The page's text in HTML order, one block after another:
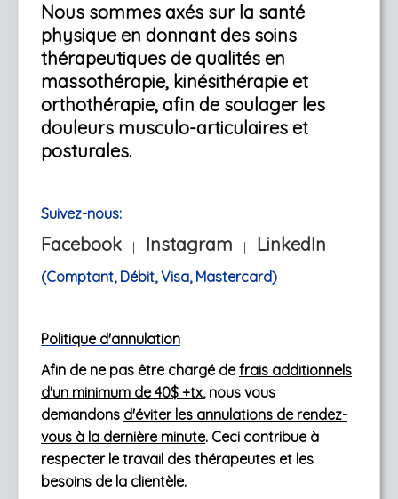
Nous sommes axés sur la santé
physique en donnant des soins
thérapeutiques de qualités en
massothérapie, kinésithérapie et
orthothérapie, afin de soulager les
douleurs musculo-articulaires et
posturales.
Suivez-nous:
Facebook | Instagram | LinkedIn
(Comptant, Débit, Visa, Mastercard)
Politique d'annulation
Afin de ne pas être chargé defrais additionnels
d'un minimum de 40$ +tx, nous vous
demandons d'éviter les annulations de rendez-
vous à la dernière minute. Ceci contribue à
respecter le travail des thérapeutes et les
besoins de la clientèle.